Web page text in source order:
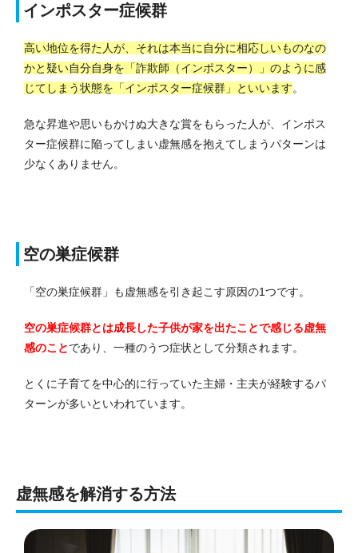
インポスター症候群
高い地位を得た人が、それは本当に自分に相応しいものなの
かと疑い自分自身を「詐欺師（インポスター）」のように感
じてしまう状態を「インポスター症候群」といいます。
急な昇進や思いもかけぬ大きな賞をもらった人が、インポス
ター症候群に陥ってしまい虚無感を抱えてしまうパターンは
少なくありません。
空の巣症候群
「空の巣症候群」も虚無感を引き起こす原因の1つです。
空の巣症候群とは成長した子供が家を出たことで感じる虚無
感のことであり、一種のうつ症状として分類されます。
とくに子育てを中心的に行っていた主婦・主夫が経験するパ
ターンが多いといわれています。
虚無感を解消する方法